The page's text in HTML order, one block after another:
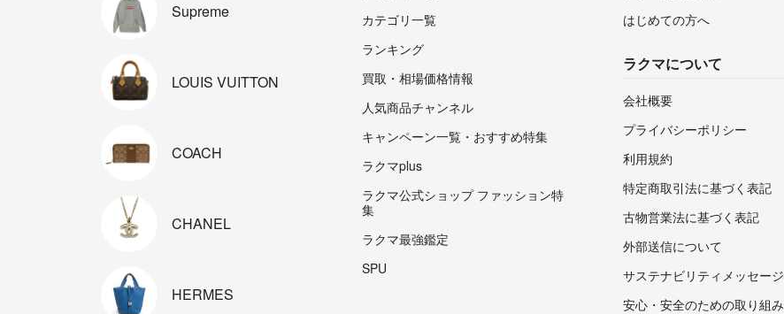
Supreme
LOUIS VUITTON
COACH
CHANEL
HERMES
カテゴリ一覧
ランキング
買取・相場価格情報
人気商品チャンネル
キャンペーン一覧・おすすめ特集
ラクマplus
ラクマ公式ショップ ファッション特
集
ラクマ最強鑑定
SPU
はじめての方へ
ラクマについて
会社概要
プライバシーポリシー
利用規約
特定商取引法に基づく表記
古物営業法に基づく表記
外部送信について
サステナビリティメッセージ
安心・安全のための取り組み